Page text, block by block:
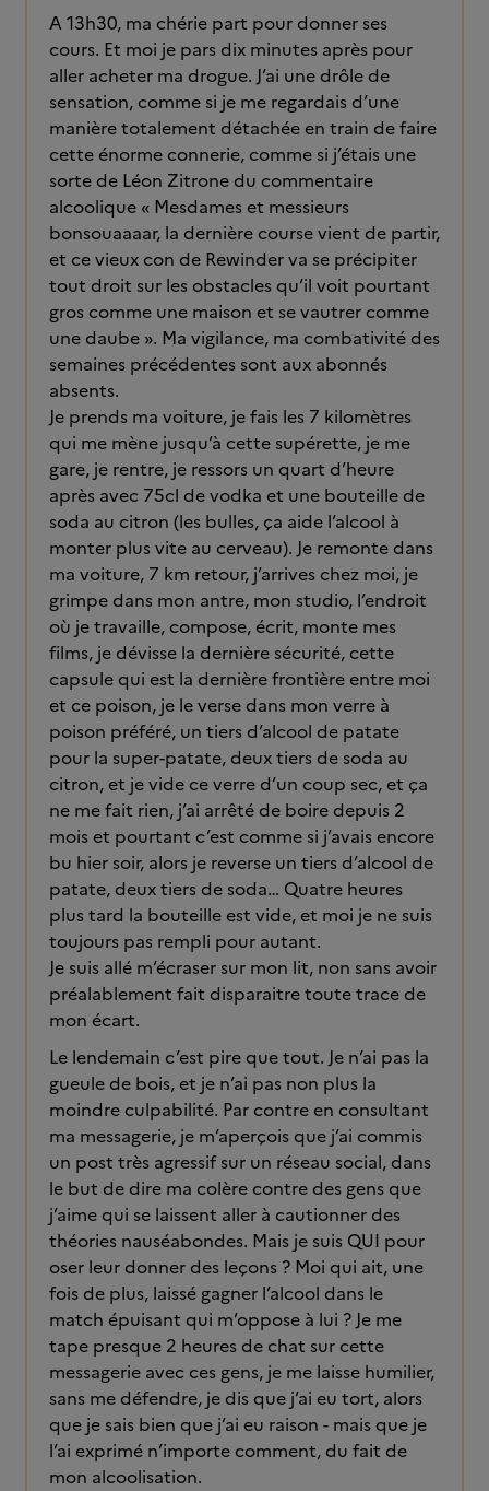
A 13h30, ma chérie part pour donner ses
cours. Et moi je pars dix minutes après pour
aller acheter ma drogue. J’ai une drôle de
sensation, comme si je me regardais d’une
manière totalement détachée en train de faire
cette énorme connerie, comme si j’étais une
sorte de Léon Zitrone du commentaire
alcoolique « Mesdames et messieurs
bonsouaaaar, la dernière course vient de partir,
et ce vieux con de Rewinder va se précipiter
tout droit sur les obstacles qu’il voit pourtant
gros comme une maison et se vautrer comme
une daube ». Ma vigilance, ma combativité des
semaines précédentes sont aux abonnés
absents.
Je prends ma voiture, je fais les 7 kilomètres
qui me mène jusqu’à cette supérette, je me
gare, je rentre, je ressors un quart d’heure
après avec 75cl de vodka et une bouteille de
soda au citron (les bulles, ça aide l’alcool à
monter plus vite au cerveau). Je remonte dans
ma voiture, 7 km retour, j’arrives chez moi, je
grimpe dans mon antre, mon studio, l’endroit
où je travaille, compose, écrit, monte mes
films, je dévisse la dernière sécurité, cette
capsule qui est la dernière frontière entre moi
et ce poison, je le verse dans mon verre à
poison préféré, un tiers d’alcool de patate
pour la super-patate, deux tiers de soda au
citron, et je vide ce verre d’un coup sec, et ça
ne me fait rien, j’ai arrêté de boire depuis 2
mois et pourtant c’est comme si j’avais encore
bu hier soir, alors je reverse un tiers d’alcool de
patate, deux tiers de soda… Quatre heures
plus tard la bouteille est vide, et moi je ne suis
toujours pas rempli pour autant.
Je suis allé m’écraser sur mon lit, non sans avoir
préalablement fait disparaitre toute trace de
mon écart.
Le lendemain c’est pire que tout. Je n’ai pas la
gueule de bois, et je n’ai pas non plus la
moindre culpabilité. Par contre en consultant
ma messagerie, je m’aperçois que j’ai commis
un post très agressif sur un réseau social, dans
le but de dire ma colère contre des gens que
j’aime qui se laissent aller à cautionner des
théories nauséabondes. Mais je suis QUI pour
oser leur donner des leçons ? Moi qui ait, une
fois de plus, laissé gagner l’alcool dans le
match épuisant qui m’oppose à lui ? Je me
tape presque 2 heures de chat sur cette
messagerie avec ces gens, je me laisse humilier,
sans me défendre, je dis que j’ai eu tort, alors
que je sais bien que j’ai eu raison - mais que je
l’ai exprimé n’importe comment, du fait de
mon alcoolisation.